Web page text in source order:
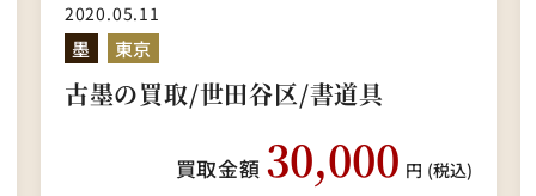
2020.05.11
墨 東京
古墨の買取/世田谷区/書道具
買取金額 30,000 円 (税込)